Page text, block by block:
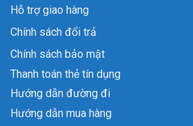
Hỗ trợ giao hàng
Chính sách đổi trả
Chính sách bảo mật
Thanh toán thẻ tín dụng
Hướng dẫn đường đi
Hướng dẫn mua hàng